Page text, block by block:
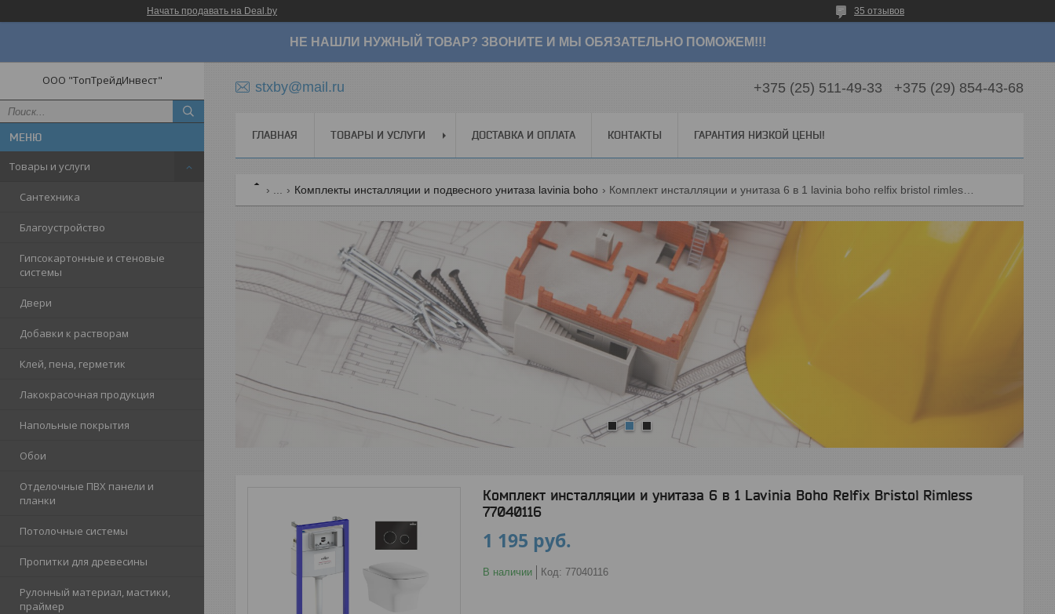
Начать продавать на Deal.by 35 отзывов
НЕ НАШЛИ НУЖНЫЙ ТОВАР? ЗВОНИТЕ И МЫ ОБЯЗАТЕЛЬНО ПОМОЖЕМ!!!
ООО "ТопТрейдИнвест"
Товары и услуги
Сантехника
Благоустройство
Гипсокартонные и стеновые
системы
Двери
Добавки к растворам
Клей, пена, герметик
Лакокрасочная продукция
Напольные покрытия
Обои
Отделочные ПВХ панели и
планки
Потолочные системы
Пропитки для древесины
Рулонный материал, мастики,
праймер
stxby@mail.ru +375 (25) 511-49-33 +375 (29) 854-43-68
ГЛАВНАЯ ТОВАРЫ И УСЛУГИ ДОСТАВКА И ОПЛАТА КОНТАКТЫ ГАРАНТИЯ НИЗКОЙ ЦЕНЫ!
Комплекты инсталляции и подвесного унитаза lavinia boho
Комплект инсталляции и унитаза 6 в 1 Lavinia Boho Relfix Bristol Rimless
77040116
1 195 руб.
В наличии Код: 77040116